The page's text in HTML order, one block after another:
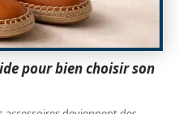
pour bien choisir son